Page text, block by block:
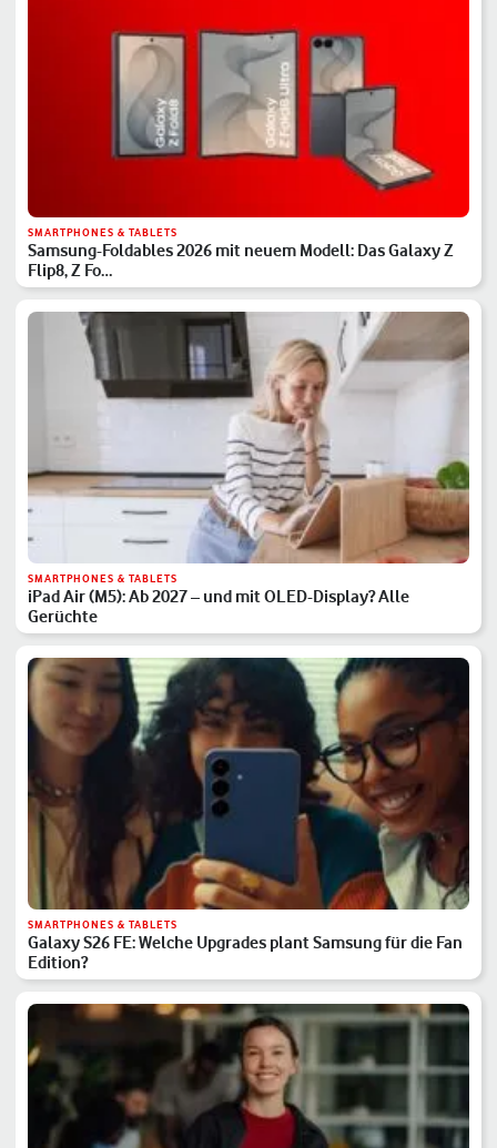
SMARTPHONES & TABLETS
Samsung-Foldables 2026 mit neuem Modell: Das Galaxy Z
Flip8, Z Fo…
SMARTPHONES & TABLETS
iPad Air (M5): Ab 2027 – und mit OLED-Display? Alle
Gerüchte
SMARTPHONES & TABLETS
Galaxy S26 FE: Welche Upgrades plant Samsung für die Fan
Edition?